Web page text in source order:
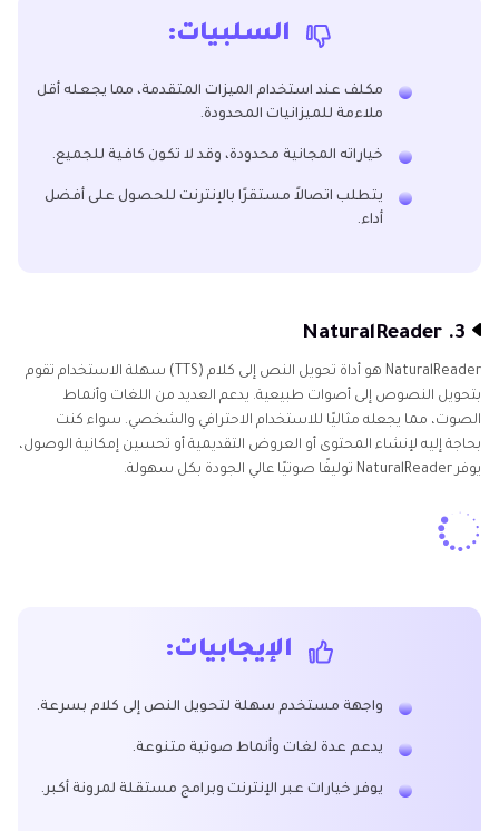
السلبيات:
مكلف عند استخدام الميزات المتقدمة، مما يجعله أقل
ملاءمة للميزانيات المحدودة.
خياراته المجانية محدودة، وقد لا تكون كافية للجميع.
يتطلب اتصالاً مستقرًا بالإنترنت للحصول على أفضل
أداء.
3. NaturalReader
NaturalReader هو أداة تحويل النص إلى كلام (TTS) سهلة الاستخدام تقوم
بتحويل النصوص إلى أصوات طبيعية. يدعم العديد من اللغات وأنماط
الصوت، مما يجعله مثاليًا للاستخدام الاحترافي والشخصي. سواء كنت
بحاجة إليه لإنشاء المحتوى أو العروض التقديمية أو تحسين إمكانية الوصول،
يوفر NaturalReader توليفًا صوتيًا عالي الجودة بكل سهولة.
الإيجابيات:
واجهة مستخدم سهلة لتحويل النص إلى كلام بسرعة.
يدعم عدة لغات وأنماط صوتية متنوعة.
يوفر خيارات عبر الإنترنت وبرامج مستقلة لمرونة أكبر.